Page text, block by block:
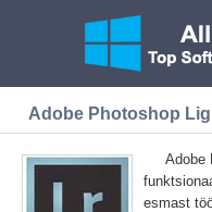
Adobe Photoshop
Adobe
esmast